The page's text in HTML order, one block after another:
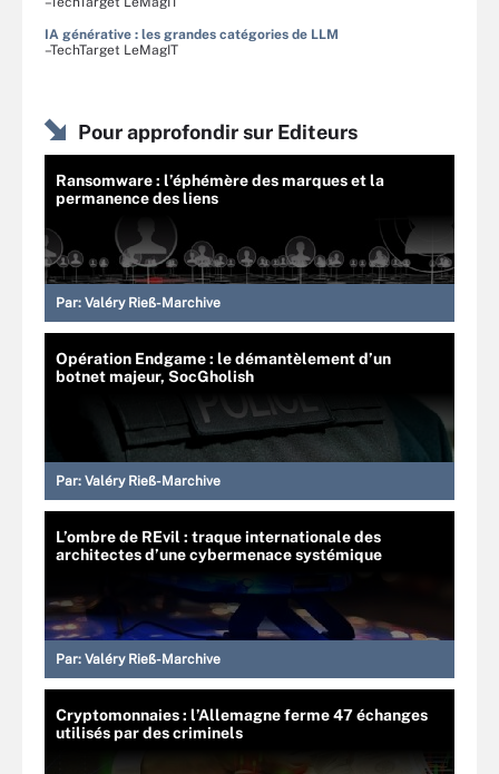
IA générative : les grandes catégories de LLM
–TechTarget LeMagIT
Pour approfondir sur Editeurs
Ransomware : l’éphémère des marques et la
permanence des liens
Par: Valéry Rieß-Marchive
Opération Endgame : le démantèlement d’un
botnet majeur, SocGholish
Par: Valéry Rieß-Marchive
L’ombre de REvil : traque internationale des
architectes d’une cybermenace systémique
Par: Valéry Rieß-Marchive
Cryptomonnaies : l’Allemagne ferme 47 échanges
utilisés par des criminels